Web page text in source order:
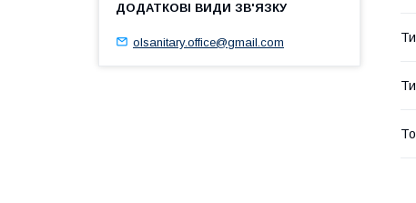
olsanitary.office@gmail.com